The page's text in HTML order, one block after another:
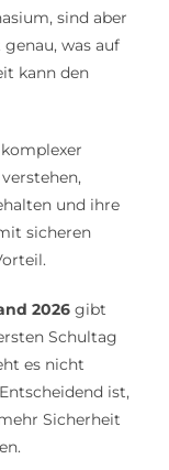
sind aber
was auf
kann den
und ihre
sicheren
2026gibt
Schultag
es nicht
ist,
Sicherheit